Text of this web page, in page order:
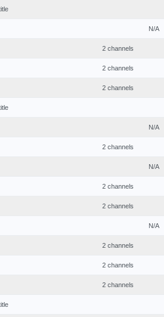
N/A
2 channels
2 channels
2 channels
N/A
2 channels
N/A
2 channels
2 channels
N/A
2 channels
2 channels
2 channels